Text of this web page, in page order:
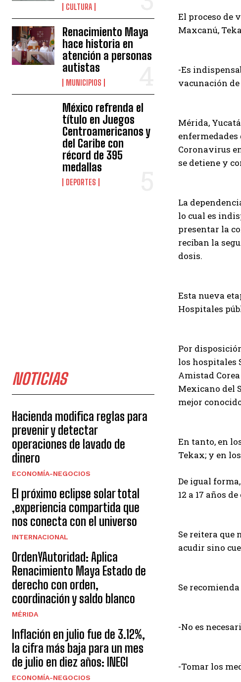
CULTURA
Renacimiento Maya
hace historia en
atención a personas
autistas
MUNICIPIOS
México refrenda el
título en Juegos
Centroamericanos y
del Caribe con
récord de 395
medallas
DEPORTES
NOTICIAS
Hacienda modifica reglas para
prevenir y detectar
operaciones de lavado de
dinero
ECONOMÍA-NEGOCIOS
El próximo eclipse solar total
,experiencia compartida que
nos conecta con el universo
INTERNACIONAL
OrdenYAutoridad: Aplica
Renacimiento Maya Estado de
derecho con orden,
coordinación y saldo blanco
MÉRIDA
Inflación en julio fue de 3.12%,
la cifra más baja para un mes
de julio en diez años: INEGI
ECONOMÍA-NEGOCIOS
El proceso de
Maxcanú,
-Es
vacunación
Mérida,
Coronavirus
se detiene y
La
lo cual es
presentar la
reciban la
dosis.
Esta nueva
Hospitales
Por
los hospitales
Amistad
Mexicano del
mejor
En tanto, en
Tekax; y en
De igual
12 a 17 años
Se reitera que
acudir sino
Se
-No es
-Tomar los